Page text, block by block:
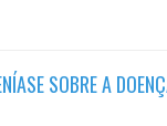
SOBRE A